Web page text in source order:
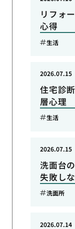
リフォ
心得
生活
住宅診
層心理
2026.07.15
生活
洗面台
失敗し
2026.07.15
洗面所
2026.07.14